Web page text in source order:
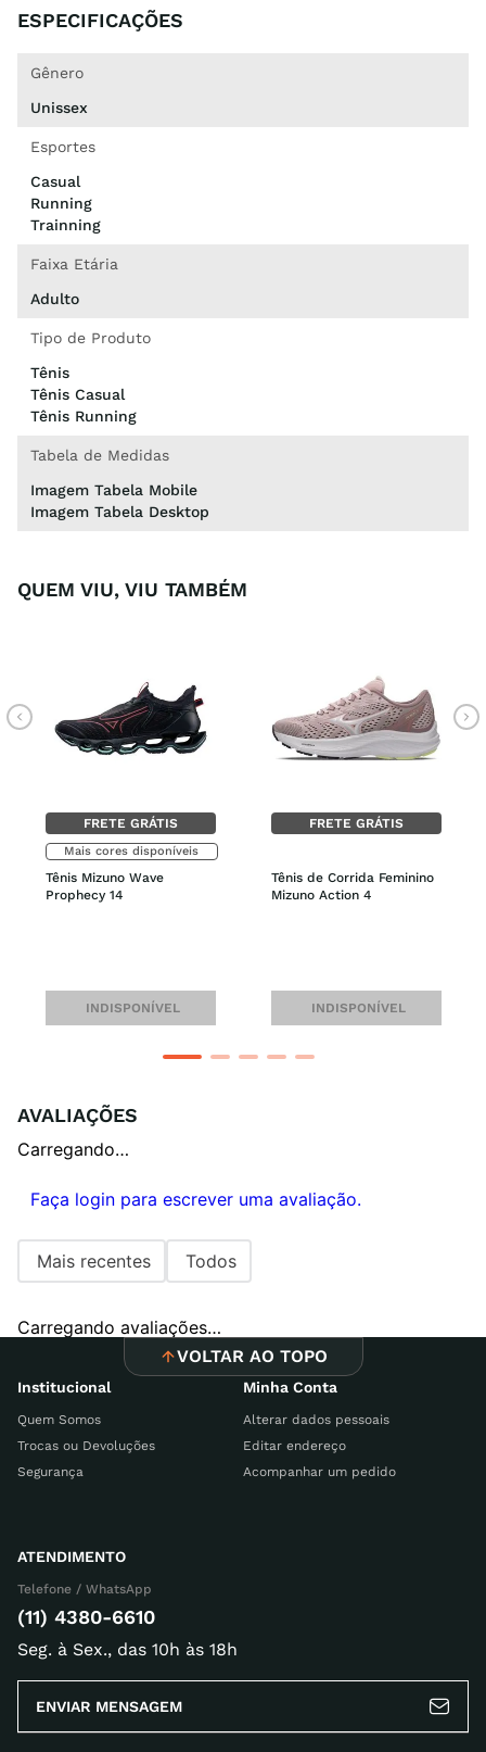
ESPECIFICAÇÕES
Gênero
Unissex
Esportes
Casual
Running
Trainning
Faixa Etária
Adulto
Tipo de Produto
Tênis
Tênis Casual
Tênis Running
Tabela de Medidas
Imagem Tabela Mobile
Imagem Tabela Desktop
QUEM VIU, VIU TAMBÉM
FRETE GRÁTIS
Mais cores disponíveis
Tênis Mizuno Wave
Prophecy 14
INDISPONÍVEL
FRETE GRÁTIS
Tênis de Corrida Feminino
Mizuno Action 4
INDISPONÍVEL
AVALIAÇÕES
Carregando…
Faça login para escrever uma avaliação.
Mais recentes Todos
Carregando avaliações…
VOLTAR AO TOPO
Institucional
Quem Somos
Trocas ou Devoluções
Segurança
Minha Conta
Alterar dados pessoais
Editar endereço
Acompanhar um pedido
ATENDIMENTO
Telefone / WhatsApp
(11) 4380-6610
Seg. à Sex., das 10h às 18h
ENVIAR MENSAGEM